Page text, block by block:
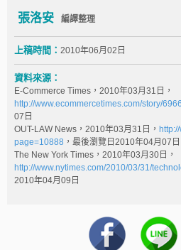
張洛安 編譯整理
上稿時間： 2010年06月02日
資料來源：
E-Commerce Times，2010年03月31日，
http://www.ecommercetimes.com/story/
07日
OUT-LAW News，2010年03月31日，
page=10888 ，最後瀏覽日2010年04月07日
The New York Times，2010年03月30日，
http://www.nytimes.com/2010/03/31/
2010年04月09日